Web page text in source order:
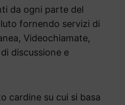
da ogni parte del
fornendo servizi di
Videochiamate,
discussione e
cardine su cui si basa